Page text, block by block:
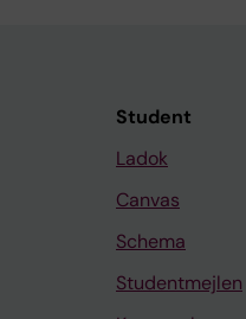
Student
Ladok
Canvas
Schema
Studentmejlen